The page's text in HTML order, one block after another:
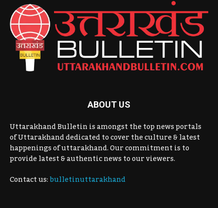
ABOUT US
Uttarakhand Bulletin is amongst the top news portals
of Uttarakhand dedicated to cover the culture & latest
happenings of uttarakhand. Our commitment is to
provide latest & authentic news to our viewers.
Contact us:bulletinuttarakhand